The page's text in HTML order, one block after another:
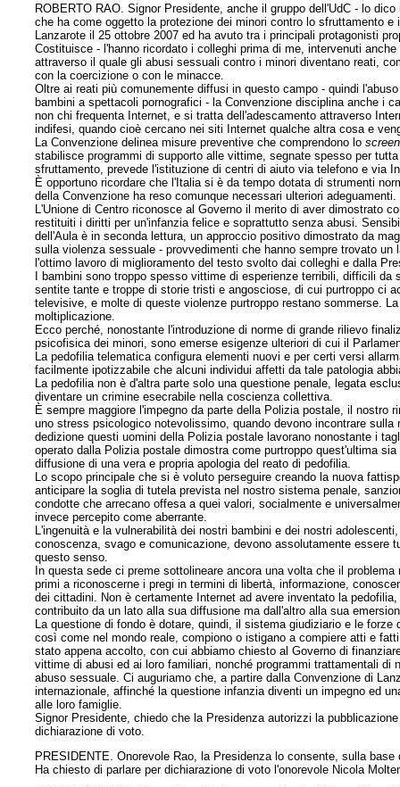
ROBERTO RAO. Signor Presidente, anche il gruppo dell'UdC - lo
che ha come oggetto la protezione dei minori contro lo sfruttamento
Lanzarote il 25 ottobre 2007 ed ha avuto tra i principali protagonisti
Costituisce - l'hanno ricordato i colleghi prima di me, intervenuti
attraverso il quale gli abusi sessuali contro i minori diventano reati,
con la coercizione o con le minacce.
Oltre ai reati più comunemente diffusi in questo campo - quindi
bambini a spettacoli pornografici - la Convenzione disciplina anche i
non chi frequenta Internet, e si tratta dell'adescamento attraverso
indifesi, quando cioè cercano nei siti Internet qualche altra cosa e
La Convenzione delinea misure preventive che comprendono lo
stabilisce programmi di supporto alle vittime, segnate spesso per
sfruttamento, prevede l'istituzione di centri di aiuto via telefono e via
È opportuno ricordare che l'Italia si è da tempo dotata di strumenti
della Convenzione ha reso comunque necessari ulteriori adeguamenti.
L'Unione di Centro riconosce al Governo il merito di aver dimostrato
restituiti i diritti per un'infanzia felice e soprattutto senza abusi.
dell'Aula è in seconda lettura, un approccio positivo dimostrato da
sulla violenza sessuale - provvedimenti che hanno sempre trovato
l'ottimo lavorodi miglioramento del testo svolto dai colleghi e dalla
I bambini sono troppo spesso vittime di esperienze terribili, difficili
sentite tante e troppe di storie tristi e angosciose, di cui purtroppo ci
televisive, e molte di queste violenze purtroppo restano sommerse.
moltiplicazione.
Ecco perché, nonostante l'introduzione di norme di grande rilievo
psicofisica dei minori, sono emerse esigenze ulteriori di cui il
La pedofilia telematica configura elementi nuovi e per certi versi
facilmente ipotizzabile che alcuni individui affetti da tale patologia
La pedofilia non è d'altra parte solo una questione penale, legata
diventare un crimine esecrabile nella coscienza collettiva.
È sempre maggiore l'impegno da parte della Polizia postale, il nostro
uno stress psicologico notevolissimo, quando devono incontrare
dedizione questi uomini della Polizia postale lavorano nonostante i
operato dalla Polizia postale dimostra come purtroppo quest'ultima
diffusione di una vera e propria apologia del reato di pedofilia.
Lo scopo principale che si è voluto perseguire creando la nuova
anticipare la soglia di tutela prevista nel nostro sistema penale,
condotte che arrecano offesa a quei valori, socialmente e
invece percepito come aberrante.
L'ingenuità e la vulnerabilità dei nostri bambini e dei nostri
conoscenza, svago e comunicazione, devono assolutamente
questo senso.
In questa sede ci preme sottolineare ancora una volta che il
primi a riconoscerne i pregi in termini di libertà, informazione,
dei cittadini. Non è certamente Internet ad avere inventato la
contribuito da un lato alla sua diffusione ma dall'altro alla sua
La questione di fondo è dotare, quindi, il sistema giudiziario e le
così come nel mondo reale, compiono o istigano a compiere atti e
stato appena accolto, con cui abbiamo chiesto al Governo di
vittime di abusi ed ai loro familiari, nonché programmi trattamentali
abuso sessuale. Ci auguriamo che, a partire dalla Convenzione di
internazionale, affinché la questione infanzia diventi un impegno ed
alle loro famiglie.
Signor Presidente, chiedo che la Presidenza autorizzi la
dichiarazione di voto.
PRESIDENTE. Onorevole Rao, la Presidenza lo consente, sulla
Ha chiesto di parlare per dichiarazione di voto l'onorevole Nicola